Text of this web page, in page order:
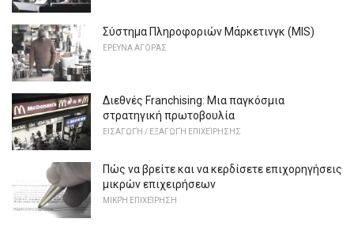
Σύστημα Πληροφοριών Μάρκετινγκ (MIS)
ΕΡΕΥΝΑ ΑΓΟΡΆΣ
Διεθνές Franchising: Μια παγκόσμια
στρατηγική πρωτοβουλία
ΕΙΣΑΓΩΓΉ / ΕΞΑΓΩΓΉ ΕΠΙΧΕΊΡΗΣΗΣ
Πώς να βρείτε και να κερδίσετε επιχορηγήσεις
μικρών επιχειρήσεων
ΜΙΚΡΉ ΕΠΙΧΕΊΡΗΣΗ